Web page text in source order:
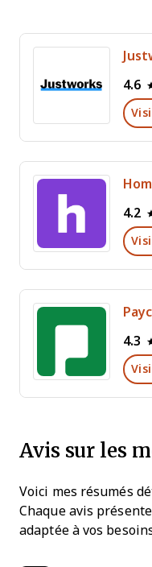
4.6
4.2
4.3
Avis sur les
Voici mes résumés
Chaque avis
adaptée à vos